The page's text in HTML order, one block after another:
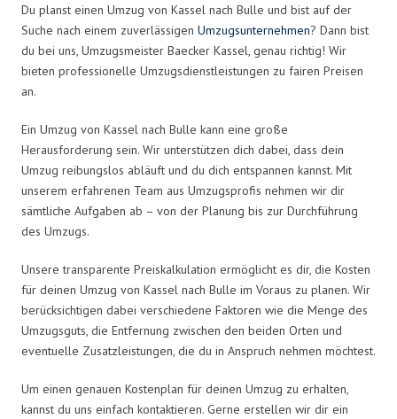
Du planst einen Umzug von Kassel nach Bulle und bist auf der
Suche nach einem zuverlässigen Umzugsunternehmen? Dann bist
du bei uns, Umzugsmeister Baecker Kassel, genau richtig! Wir
bieten professionelle Umzugsdienstleistungen zu fairen Preisen
an.
Ein Umzug von Kassel nach Bulle kann eine große
Herausforderung sein. Wir unterstützen dich dabei, dass dein
Umzug reibungslos abläuft und du dich entspannen kannst. Mit
unserem erfahrenen Team aus Umzugsprofis nehmen wir dir
sämtliche Aufgaben ab – von der Planung bis zur Durchführung
des Umzugs.
Unsere transparente Preiskalkulation ermöglicht es dir, die Kosten
für deinen Umzug von Kassel nach Bulle im Voraus zu planen. Wir
berücksichtigen dabei verschiedene Faktoren wie die Menge des
Umzugsguts, die Entfernung zwischen den beiden Orten und
eventuelle Zusatzleistungen, die du in Anspruch nehmen möchtest.
Um einen genauen Kostenplan für deinen Umzug zu erhalten,
kannst du uns einfach kontaktieren. Gerne erstellen wir dir ein